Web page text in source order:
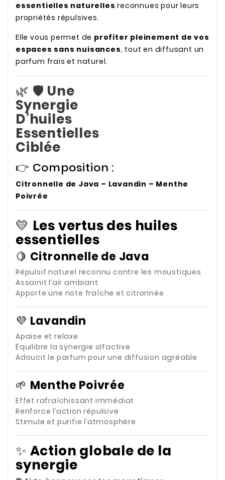
essentielles naturelles reconnues pour leurs
propriétés répulsives.
Elle vous permet de profiter pleinement de vos
espaces sans nuisances, tout en diffusant un
parfum frais et naturel.
🌿 🛡️ Une
Synergie
D’huiles
Essentielles
Ciblée
👉 Composition :
Citronnelle de Java – Lavandin – Menthe
Poivrée
💛 Les vertus des huiles
essentielles
🍋 Citronnelle de Java
Répulsif naturel reconnu contre les moustiques
Assainit l’air ambiant
Apporte une note fraîche et citronnée
💜 Lavandin
Apaise et relaxe
Équilibre la synergie olfactive
Adoucit le parfum pour une diffusion agréable
🌱 Menthe Poivrée
Effet rafraîchissant immédiat
Renforce l’action répulsive
Stimule et purifie l’atmosphère
✨ Action globale de la
synergie